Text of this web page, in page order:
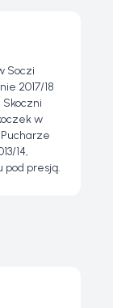
Soczi
2017/18
w
14,
pod presją.